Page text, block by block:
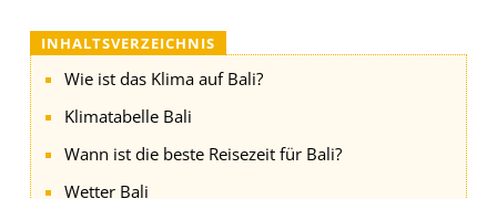
INHALTSVERZEICHNIS
Wie ist das Klima auf Bali?
Klimatabelle Bali
Wann ist die beste Reisezeit für Bali?
Wetter Bali